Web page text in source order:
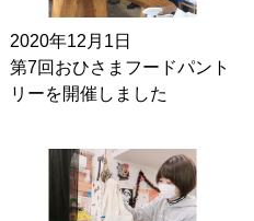
2020年12月1日
第7回おひさまフードパント
リーを開催しました